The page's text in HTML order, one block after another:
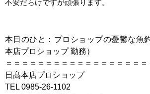
不安だらけですが頑張ります。
本日のひと：プロショップの憂鬱な
本店プロショップ 勤務）
＝＝＝＝＝＝＝＝＝＝＝＝＝＝＝＝＝＝
日髙本店プロショップ
TEL 0985-26-1102